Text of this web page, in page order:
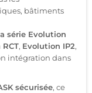
bâtiments
série Evolution
, Evolution IP2,
intégration dans
sécurisée, ce